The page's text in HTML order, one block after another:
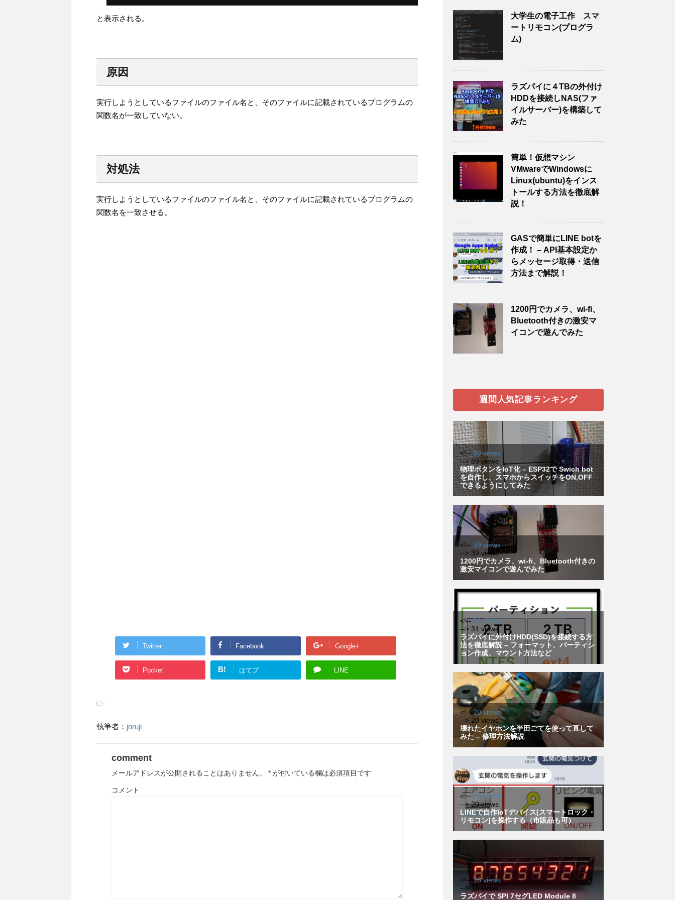
と表示される。
原因
実行しようとしているファイルのファイル名と、そのファイルに記載されているプログラムの
関数名が一致していない。
対処法
実行しようとしているファイルのファイル名と、そのファイルに記載されているプログラムの
関数名を一致させる。
Twitter Facebook Google+
Pocket B! はてブ LINE
-
執筆者： joruji
comment
メールアドレスが公開されることはありません。 * が付いている欄は必須項目です
コメント
大学生の電子工作 スマ
ートリモコン(プログラ
ム)
ラズパイに４TBの外付け
HDDを接続しNAS(ファ
イルサーバー)を構築して
みた
簡単！仮想マシン
VMwareでWindowsに
Linux(ubuntu)をインス
トールする方法を徹底解
説！
GASで簡単にLINE botを
作成！ – API基本設定か
らメッセージ取得・送信
方法まで解説！
1200円でカメラ、wi-fi、
Bluetooth付きの激安マ
イコンで遊んでみた
週間人気記事ランキング